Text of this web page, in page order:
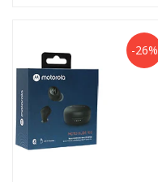
-26%